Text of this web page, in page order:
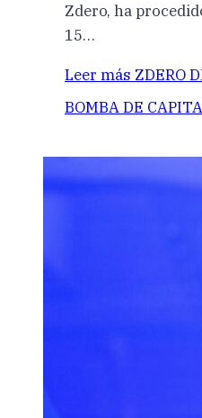
Zdero, ha
15…
Leer más ZDERO
BOMBA DE